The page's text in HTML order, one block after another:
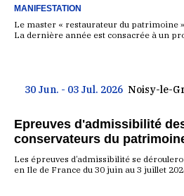
MANIFESTATION
Le master « restaurateur du patrimoine
La dernière année est consacrée à un
30 Jun. - 03 Jul. 2026 Noisy-le-
Epreuves d'admissibilité
conservateurs du
Les épreuves d’admissibilité se
en Ile de France du 30 juin au 3 juillet